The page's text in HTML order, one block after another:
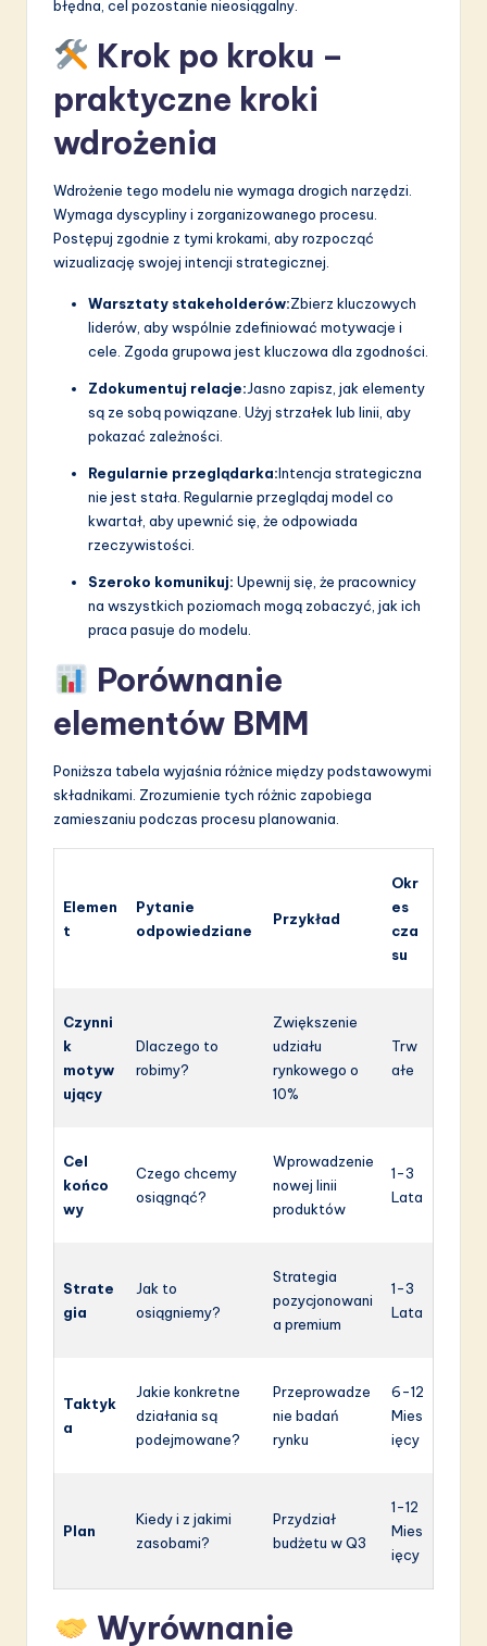
błędna, cel pozostanie nieosiągalny.
Krok po kroku –
praktyczne kroki
wdrożenia
Wdrożenie tego modelu nie wymaga drogich narzędzi.
Wymaga dyscypliny i zorganizowanego procesu.
Postępuj zgodnie z tymi krokami, aby rozpocząć
wizualizację swojej intencji strategicznej.
Warsztaty stakeholderów:Zbierz kluczowych
liderów, aby wspólnie zdefiniować motywacje i
cele. Zgoda grupowa jest kluczowa dla zgodności.
Zdokumentuj relacje:Jasno zapisz, jak elementy
są ze sobą powiązane. Użyj strzałek lub linii, aby
pokazać zależności.
Regularnie przeglądarka:Intencja strategiczna
nie jest stała. Regularnie przeglądaj model co
kwartał, aby upewnić się, że odpowiada
rzeczywistości.
Szeroko komunikuj: Upewnij się, że pracownicy
na wszystkich poziomach mogą zobaczyć, jak ich
praca pasuje do modelu.
Porównanie
elementów BMM
Poniższa tabela wyjaśnia różnice między podstawowymi
składnikami. Zrozumienie tych różnic zapobiega
zamieszaniu podczas procesu planowania.
Elemen
t
Pytanie
odpowiedziane
Przykład
Okr
es
cza
su
Czynni
k
motyw
ujący
Dlaczego to
robimy?
Zwiększenie
udziału
rynkowego o
10%
Trw
ałe
Cel
końco
wy
Czego chcemy
osiągnąć?
Wprowadzenie
nowej linii
produktów
1-3
Lata
Strate
gia
Jak to
osiągniemy?
Strategia
pozycjonowani
a premium
1-3
Lata
Taktyk
a
Jakie konkretne
działania są
podejmowane?
Przeprowadze
nie badań
rynku
6-12
Mies
ięcy
Plan
Kiedy i z jakimi
zasobami?
Przydział
budżetu w Q3
1-12
Mies
ięcy
Wyrównanie